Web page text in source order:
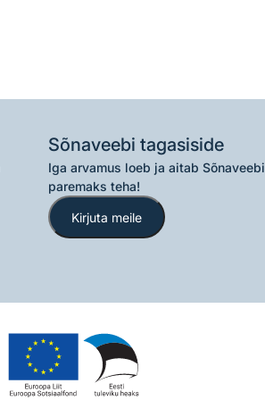
Sõnaveebi tagasiside
Iga arvamus loeb ja aitab Sõnaveebi
paremaks teha!
Kirjuta meile